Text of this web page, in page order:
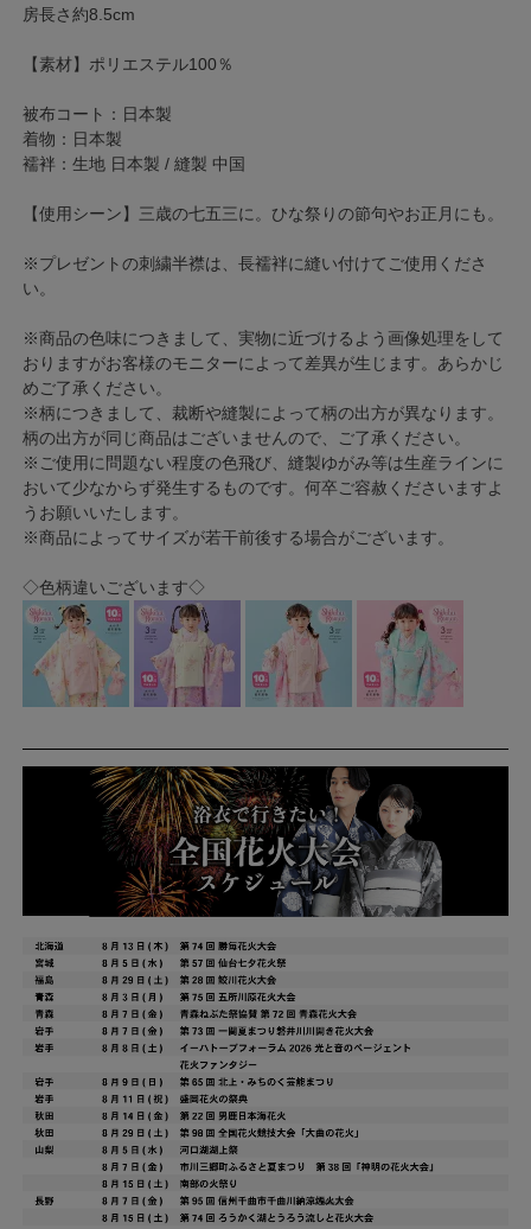
房長さ約8.5cm
【素材】ポリエステル100％
被布コート：日本製
着物：日本製
襦袢：生地 日本製 / 縫製 中国
【使用シーン】三歳の七五三に。ひな祭りの節句やお正月にも。
※プレゼントの刺繍半襟は、長襦袢に縫い付けてご使用くださ
い。
※商品の色味につきまして、実物に近づけるよう画像処理をして
おりますがお客様のモニターによって差異が生じます。あらかじ
めご了承ください。
※柄につきまして、裁断や縫製によって柄の出方が異なります。
柄の出方が同じ商品はございませんので、ご了承ください。
※ご使用に問題ない程度の色飛び、縫製ゆがみ等は生産ラインに
おいて少なからず発生するものです。何卒ご容赦くださいますよ
うお願いいたします。
※商品によってサイズが若干前後する場合がございます。
◇色柄違いございます◇